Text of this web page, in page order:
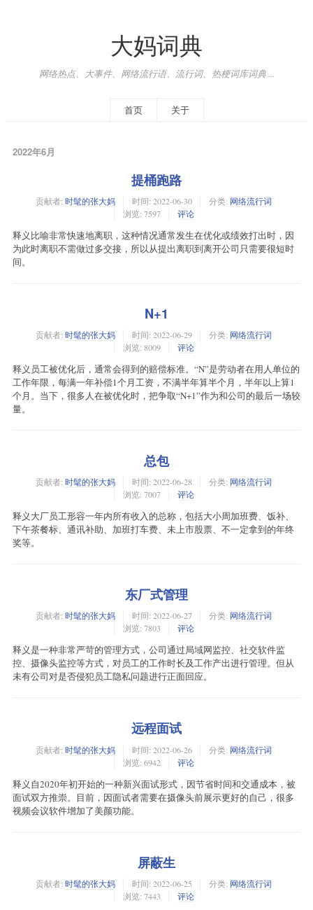
大妈词典
网络热点、大事件、网络流行语、流行词、热梗词库词典 ...
首页 关于
2022年6月
提桶跑路
贡献者: 时髦的张大妈 时间: 2022-06-30 分类: 网络流行词
浏览: 7597
评论
释义比喻非常快速地离职，这种情况通常发生在优化或绩效打出时，因
为此时离职不需做过多交接，所以从提出离职到离开公司只需要很短时
间。
N+1
贡献者: 时髦的张大妈 时间: 2022-06-29 分类: 网络流行词
浏览: 8009
评论
释义员工被优化后，通常会得到的赔偿标准。“N”是劳动者在用人单位的
工作年限，每满一年补偿1个月工资，不满半年算半个月，半年以上算1
个月。当下，很多人在被优化时，把争取“N+1”作为和公司的最后一场较
量。
总包
贡献者: 时髦的张大妈 时间: 2022-06-28 分类: 网络流行词
浏览: 7007
评论
释义大厂员工形容一年内所有收入的总称，包括大小周加班费、饭补、
下午茶餐标、通讯补助、加班打车费、未上市股票、不一定拿到的年终
奖等。
东厂式管理
贡献者: 时髦的张大妈 时间: 2022-06-27 分类: 网络流行词
浏览: 7803
评论
释义是一种非常严苛的管理方式，公司通过局域网监控、社交软件监
控、摄像头监控等方式，对员工的工作时长及工作产出进行管理。但从
未有公司对是否侵犯员工隐私问题进行正面回应。
远程面试
贡献者: 时髦的张大妈 时间: 2022-06-26 分类: 网络流行词
浏览: 6942
评论
释义自2020年初开始的一种新兴面试形式，因节省时间和交通成本，被
面试双方推崇。目前，因面试者需要在摄像头前展示更好的自己，很多
视频会议软件增加了美颜功能。
屏蔽生
贡献者: 时髦的张大妈 时间: 2022-06-25 分类: 网络流行词
浏览: 7443
评论